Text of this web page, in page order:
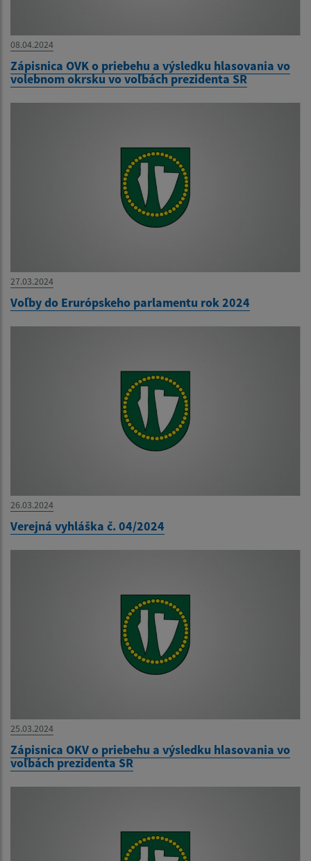
08.04.2024
Zápisnica OVK o priebehu a výsledku hlasovania vo
volebnom okrsku vo voľbách prezidenta SR
27.03.2024
Voľby do Erurópskeho parlamentu rok 2024
26.03.2024
Verejná vyhláška č. 04/2024
25.03.2024
Zápisnica OKV o priebehu a výsledku hlasovania vo
voľbách prezidenta SR